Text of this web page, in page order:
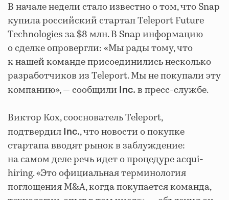
В начале недели стало известно о том, что Snap
купила российский стартап Teleport Future
Technologies за $8 млн. В Snap информацию
о сделке опровергли: «Мы рады тому, что
к нашей команде присоединились несколько
разработчиков из Teleport. Мы не покупали эту
компанию», — сообщили
Inc. в пресс-службе.
Виктор Кох, сооснователь Teleport,
подтвердил Inc., что новости о покупке
стартапа вводят рынок в заблуждение:
на самом деле речь идет о процедуре acqui-
hiring. «Это официальная терминология
поглощения M&A, когда покупается команда,